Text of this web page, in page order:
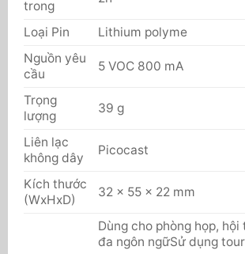
trong
Loại Pin
Lithium polyme
Nguồn yêu
cầu
5 VOC 800 mA
Trọng
lượng
39 g
Liên lạc
không dây
Picocast
Kích thước
(WxHxD)
32 x 55 x 22 mm
Dùng cho phòng họp, hội
đa ngôn ngữSử dụng